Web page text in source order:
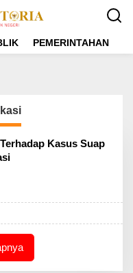
PEMERINTAHAN
Kasus Suap